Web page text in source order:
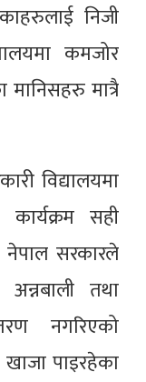
निजी
कमजोर
मानिसहरु मात्रै
विद्यालयमा
सही
सरकारले
तथा
नगरिएको
पाइरहेका